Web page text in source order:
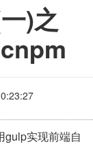
o
n
)之
gulp实现前端自